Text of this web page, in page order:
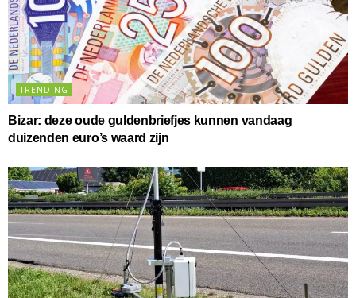
TRENDING
Bizar: deze oude guldenbriefjes kunnen vandaag
duizenden euro’s waard zijn